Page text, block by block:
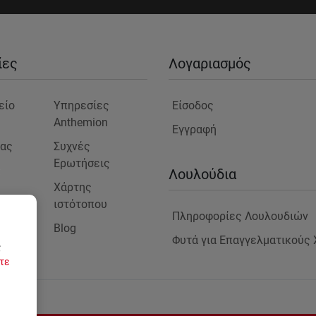
Υπηρεσίες
Anthemion
Συχνές
Ερωτήσεις
Χάρτης
ιστότοπου
Blog
Λογαριασμός
Είσοδος
Εγγραφή
Λουλούδια
Πληροφορίες Λουλουδιών
Φυτά για